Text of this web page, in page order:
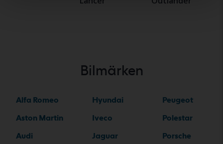
Bilmärken
Alfa Romeo
Aston Martin
Audi
Hyundai
Iveco
Jaguar
Peugeot
Polestar
Porsche